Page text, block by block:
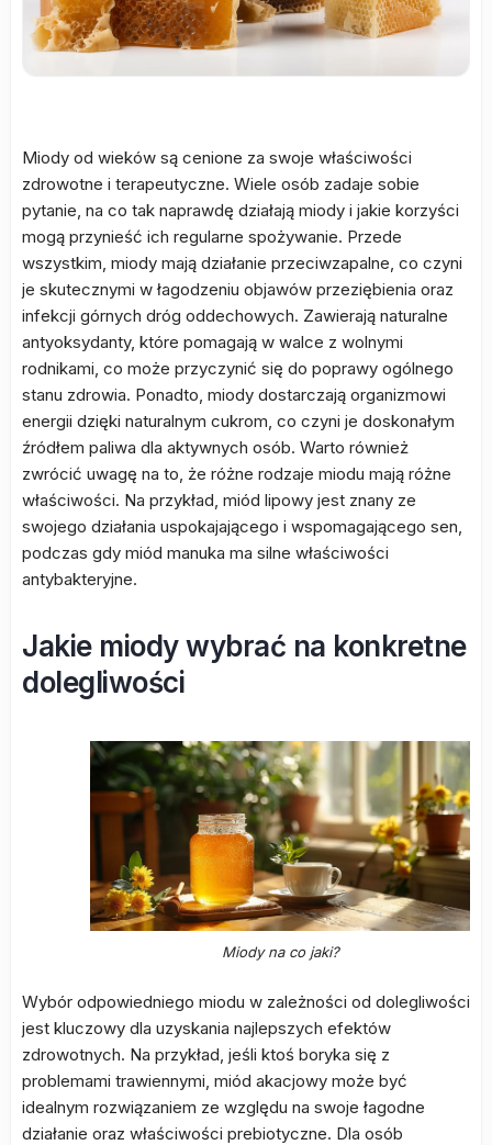
Miody od wieków są cenione za swoje właściwości
zdrowotne i terapeutyczne. Wiele osób zadaje sobie
pytanie, na co tak naprawdę działają miody i jakie korzyści
mogą przynieść ich regularne spożywanie. Przede
wszystkim, miody mają działanie przeciwzapalne, co czyni
je skutecznymi w łagodzeniu objawów przeziębienia oraz
infekcji górnych dróg oddechowych. Zawierają naturalne
antyoksydanty, które pomagają w walce z wolnymi
rodnikami, co może przyczynić się do poprawy ogólnego
stanu zdrowia. Ponadto, miody dostarczają organizmowi
energii dzięki naturalnym cukrom, co czyni je doskonałym
źródłem paliwa dla aktywnych osób. Warto również
zwrócić uwagę na to, że różne rodzaje miodu mają różne
właściwości. Na przykład, miód lipowy jest znany ze
swojego działania uspokajającego i wspomagającego sen,
podczas gdy miód manuka ma silne właściwości
antybakteryjne.
Jakie miody wybrać na konkretne
dolegliwości
Miody na co jaki?
Wybór odpowiedniego miodu w zależności od dolegliwości
jest kluczowy dla uzyskania najlepszych efektów
zdrowotnych. Na przykład, jeśli ktoś boryka się z
problemami trawiennymi, miód akacjowy może być
idealnym rozwiązaniem ze względu na swoje łagodne
działanie oraz właściwości prebiotyczne. Dla osób